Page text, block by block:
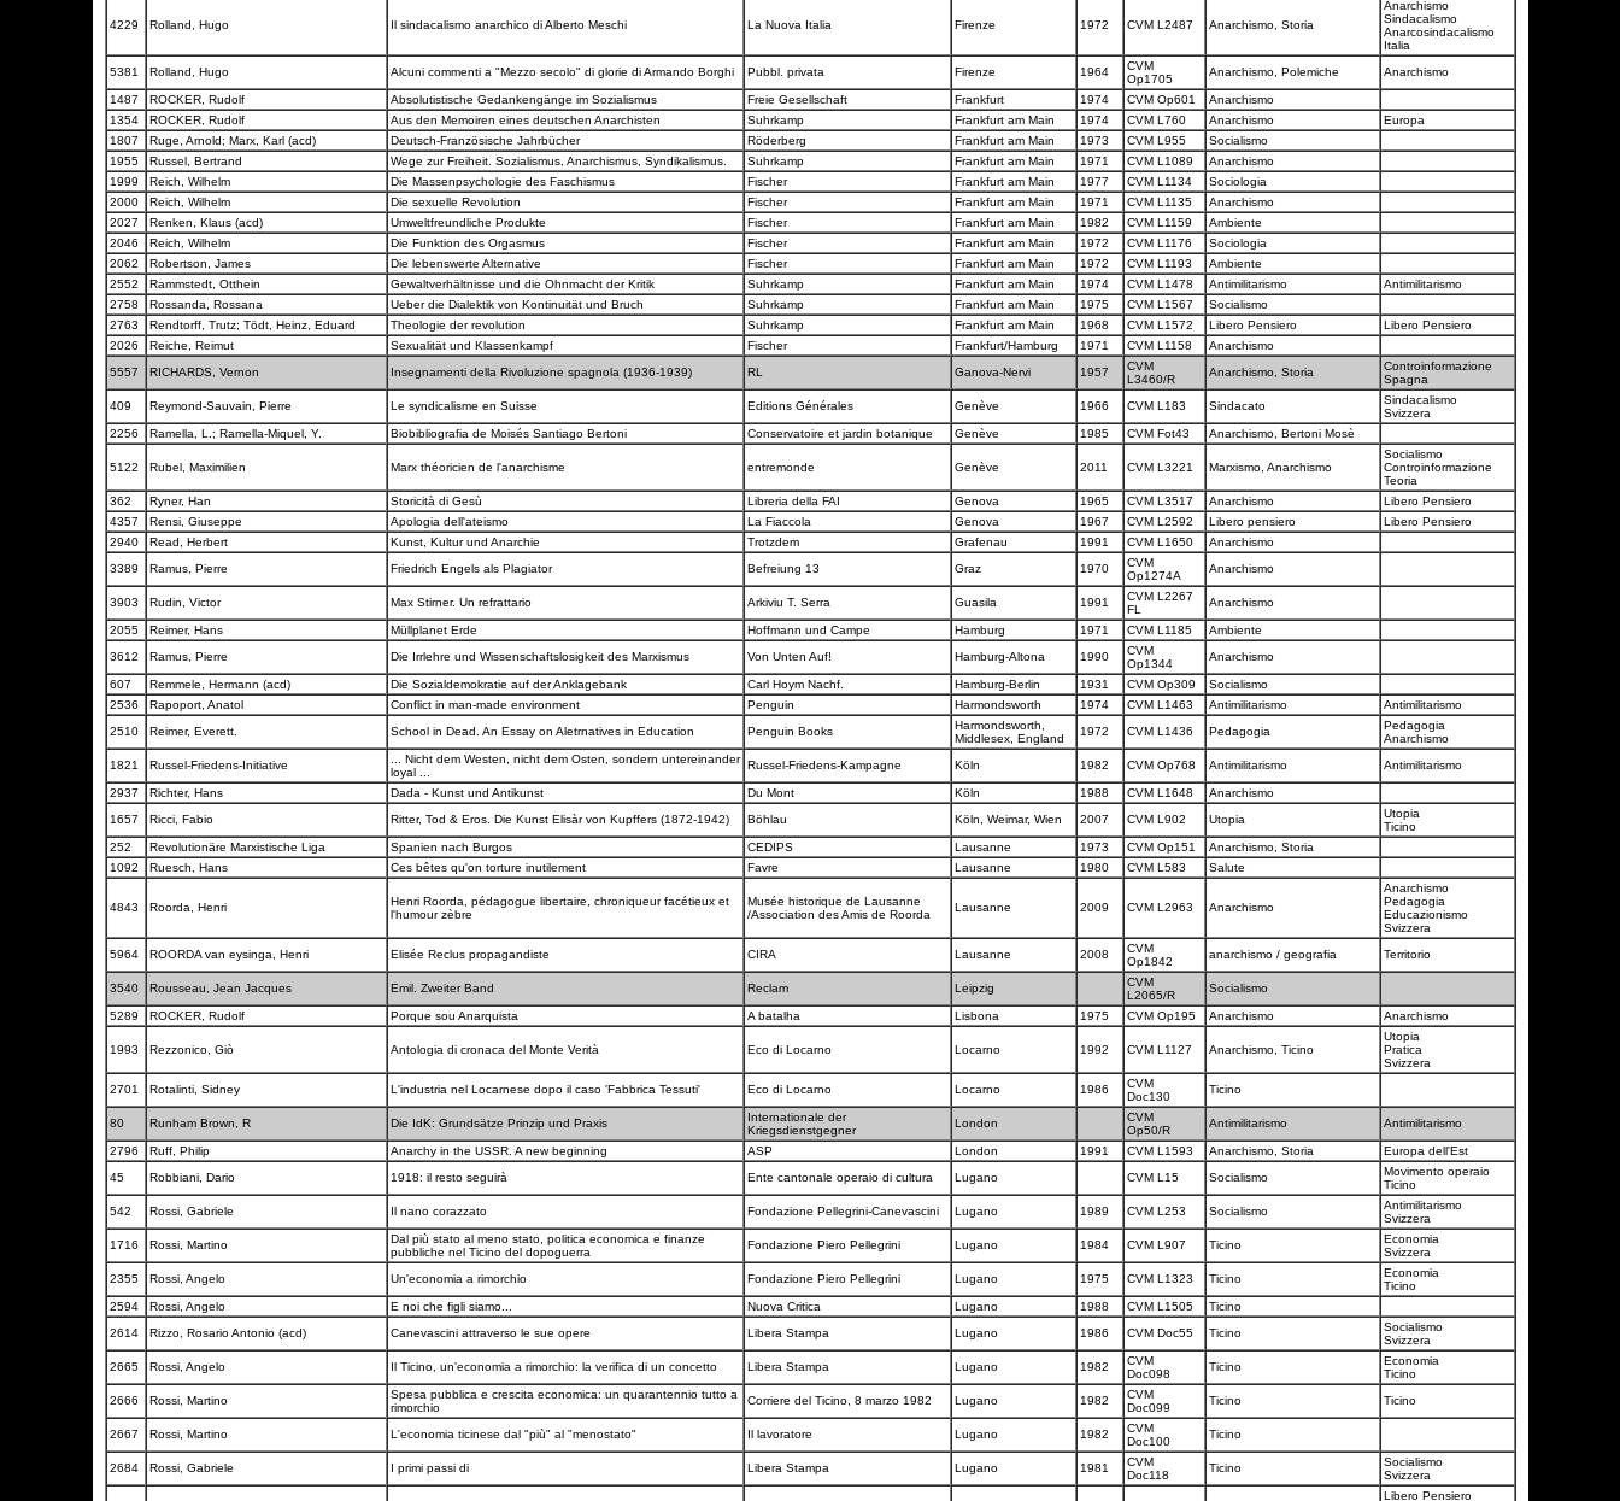
4229 Rolland, Hugo Il sindacalismo anarchico di Alberto Meschi La Nuova Italia Firenze 1972 CVM L2487 Anarchismo, Storia
Anarchismo
Sindacalismo
Anarcosindacalismo
Italia
5381
Rolland, Hugo Alcuni commenti a "Mezzo secolo" di glorie di Armando Borghi Pubbl. privata Firenze 1964
CVM
Op1705
Anarchismo, Polemiche Anarchismo
1487 ROCKER, Rudolf Absolutistische Gedankengänge im Sozialismus Freie Gesellschaft Frankfurt 1974 CVM Op601
Anarchismo
1354
ROCKER, Rudolf Aus den Memoiren eines deutschen Anarchisten Suhrkamp Frankfurt am Main 1974 CVM L760 Anarchismo
Europa
1807
Ruge, Arnold; Marx, Karl (acd) Deutsch-Französische Jahrbücher Röderberg Frankfurt am Main 1973 CVM L955
Socialismo
1955
Russel, Bertrand Wege zur Freiheit. Sozialismus, Anarchismus, Syndikalismus. Suhrkamp Frankfurt am Main 1971 CVM L1089
Anarchismo
1999
Reich, Wilhelm Die Massenpsychologie des Faschismus Fischer Frankfurt am Main 1977 CVM L1134
Sociologia
2000
Reich, Wilhelm Die sexuelle Revolution Fischer Frankfurt am Main 1971 CVM L1135
Anarchismo
2027
Renken, Klaus (acd) Umweltfreundliche Produkte Fischer Frankfurt am Main 1982 CVM L1159
Ambiente
2046
Reich, Wilhelm Die Funktion des Orgasmus Fischer Frankfurt am Main 1972 CVM L1176
Sociologia
2062
Robertson, James Die lebenswerte Alternative Fischer Frankfurt am Main 1972 CVM L1193
Ambiente
2552
Rammstedt, Otthein Gewaltverhältnisse und die Ohnmacht der Kritik Suhrkamp Frankfurt am Main 1974 CVM L1478 Antimilitarismo
Antimilitarismo
2758
Rossanda, Rossana Ueber die Dialektik von Kontinuität und Bruch Suhrkamp Frankfurt am Main 1975 CVM L1567
Socialismo
2763
Rendtorff, Trutz; Tödt, Heinz, Eduard Theologie der revolution Suhrkamp Frankfurt am Main 1968 CVM L1572 Libero Pensiero
Libero Pensiero
2026
Reiche, Reimut Sexualität und Klassenkampf Fischer Frankfurt/Hamburg 1971 CVM L1158
Anarchismo
5557
RICHARDS, Vernon Insegnamenti della Rivoluzione spagnola (1936-1939) RL Ganova-Nervi 1957
CVM
L3460/R
Anarchismo, Storia
Controinformazione
Spagna
409
Reymond-Sauvain, Pierre Le syndicalisme en Suisse Editions Générales Genève 1966 CVM L183 Sindacato
Sindacalismo
Svizzera
2256
Ramella, L.; Ramella-Miquel, Y. Biobibliografia de Moisés Santiago Bertoni Conservatoire et jardin botanique Genève 1985 CVM Fot43 Anarchismo, Bertoni Mosè
5122 Rubel, Maximilien Marx théoricien de l'anarchisme entremonde Genève 2011 CVM L3221 Marxismo, Anarchismo
Socialismo
Controinformazione
Teoria
362
Ryner, Han Storicità di Gesù Libreria della FAI Genova 1965 CVM L3517 Anarchismo
Libero Pensiero
4357
Rensi, Giuseppe Apologia dell'ateismo La Fiaccola Genova 1967 CVM L2592 Libero pensiero
Libero Pensiero
2940
Read, Herbert Kunst, Kultur und Anarchie Trotzdem Grafenau 1991 CVM L1650
Anarchismo
3389
Ramus, Pierre Friedrich Engels als Plagiator Befreiung 13 Graz 1970
CVM
Op1274A
Anarchismo
3903 Rudin, Victor Max Stirner. Un refrattario Arkiviu T. Serra Guasila 1991
CVM L2267
FL
Anarchismo
2055 Reimer, Hans Müllplanet Erde Hoffmann und Campe Hamburg 1971 CVM L1185
Ambiente
3612
Ramus, Pierre Die Irrlehre und Wissenschaftslosigkeit des Marxismus Von Unten Auf! Hamburg-Altona 1990
CVM
Op1344
Anarchismo
607 Remmele, Hermann (acd) Die Sozialdemokratie auf der Anklagebank Carl Hoym Nachf. Hamburg-Berlin 1931 CVM Op309
Socialismo
2536
Rapoport, Anatol Conflict in man-made environment Penguin Harmondsworth 1974 CVM L1463 Antimilitarismo
Antimilitarismo
2510
Reimer, Everett. School in Dead. An Essay on Aletrnatives in Education Penguin Books
Harmondsworth,
Middlesex, England
1972 CVM L1436 Pedagogia
Pedagogia
Anarchismo
1821
Russel-Friedens-Initiative
... Nicht dem Westen, nicht dem Osten, sondern untereinander
loyal ...
Russel-Friedens-Kampagne Köln 1982 CVM Op768 Antimilitarismo Antimilitarismo
2937 Richter, Hans Dada - Kunst und Antikunst Du Mont Köln 1988 CVM L1648
Anarchismo
1657
Ricci, Fabio Ritter, Tod & Eros. Die Kunst Elisàr von Kupffers (1872-1942) Böhlau Köln, Weimar, Wien 2007 CVM L902 Utopia
Utopia
Ticino
252
Revolutionäre Marxistische Liga Spanien nach Burgos CEDIPS Lausanne 1973 CVM Op151
Anarchismo, Storia
1092
Ruesch, Hans Ces bêtes qu'on torture inutilement Favre Lausanne 1980 CVM L583 Salute
4843 Roorda, Henri
Henri Roorda, pédagogue libertaire, chroniqueur facétieux et
l'humour zèbre
Musée historique de Lausanne
/Association des Amis de Roorda
Lausanne 2009 CVM L2963 Anarchismo
Anarchismo
Pedagogia
Educazionismo
Svizzera
5964
ROORDA van eysinga, Henri Elisée Reclus propagandiste CIRA Lausanne 2008
CVM
Op1842
anarchismo / geografia Territorio
3540 Rousseau, Jean Jacques Emil. Zweiter Band Reclam Leipzig
CVM
L2065/R
Socialismo
5289 ROCKER, Rudolf Porque sou Anarquista A batalha Lisbona 1975 CVM Op195 Anarchismo Anarchismo
1993 Rezzonico, Giò Antologia di cronaca del Monte Verità Eco di Locarno Locarno 1992 CVM L1127 Anarchismo, Ticino
Utopia
Pratica
Svizzera
2701
Rotalinti, Sidney L'industria nel Locarnese dopo il caso 'Fabbrica Tessuti' Eco di Locarno Locarno 1986
CVM
Doc130
Ticino
80 Runham Brown, R Die IdK: Grundsätze Prinzip und Praxis
Internationale der
Kriegsdienstgegner
London
CVM
Op50/R
Antimilitarismo Antimilitarismo
2796 Ruff, Philip Anarchy in the USSR. A new beginning ASP London 1991 CVM L1593 Anarchismo, Storia
Europa dell'Est
45
Robbiani, Dario 1918: il resto seguirà Ente cantonale operaio di cultura Lugano CVM L15 Socialismo
Movimento operaio
Ticino
542
Rossi, Gabriele Il nano corazzato Fondazione Pellegrini-Canevascini Lugano 1989 CVM L253 Socialismo
Antimilitarismo
Svizzera
1716
Rossi, Martino
Dal più stato al meno stato, politica economica e finanze
pubbliche nel Ticino del dopoguerra
Fondazione Piero Pellegrini Lugano 1984 CVM L907 Ticino
Economia
Svizzera
2355
Rossi, Angelo Un'economia a rimorchio Fondazione Piero Pellegrini Lugano 1975 CVM L1323 Ticino
Economia
Ticino
2594
Rossi, Angelo E noi che figli siamo... Nuova Critica Lugano 1988 CVM L1505
Ticino
2614
Rizzo, Rosario Antonio (acd) Canevascini attraverso le sue opere Libera Stampa Lugano 1986 CVM Doc55 Ticino
Socialismo
Svizzera
2665
Rossi, Angelo Il Ticino, un'economia a rimorchio: la verifica di un concetto Libera Stampa Lugano 1982
CVM
Doc098
Ticino
Economia
Ticino
2666
Rossi, Martino
Spesa pubblica e crescita economica: un quarantennio tutto a
rimorchio
Corriere del Ticino, 8 marzo 1982 Lugano 1982
CVM
Doc099
Ticino Ticino
2667 Rossi, Martino L'economia ticinese dal "più" al "menostato" Il lavoratore Lugano 1982
CVM
Doc100
Ticino
2684 Rossi, Gabriele I primi passi di Libera Stampa Lugano 1981
CVM
Doc118
Ticino
Socialismo
Svizzera
Libero Pensiero